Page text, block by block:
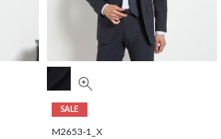
SALE
M2653-1_X